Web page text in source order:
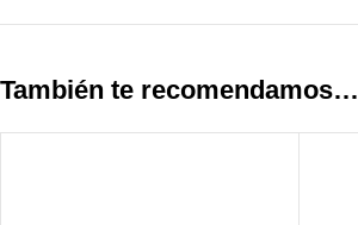
También te recomendamos…